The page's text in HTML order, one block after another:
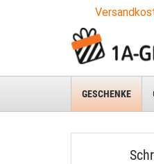
GESCHENKE